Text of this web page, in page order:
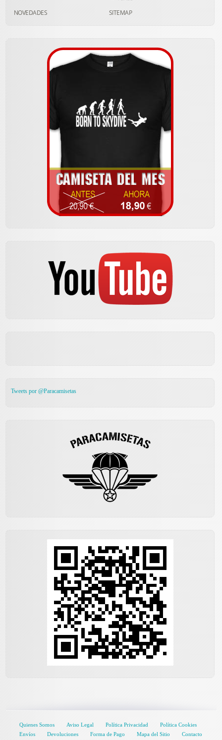
NOVEDADES
SITEMAP
Tweets por @Paracamisetas
Quienes Somos Aviso Legal Política Privacidad
Política Cookies
Envíos
Devoluciones Forma de Pago Mapa del Sitio Contacto